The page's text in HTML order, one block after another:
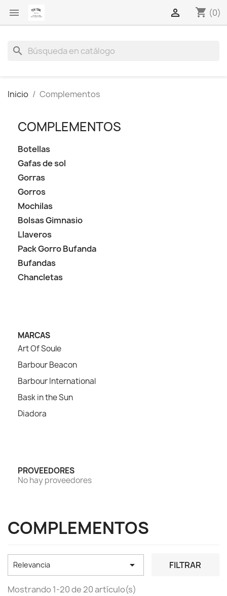
 shopping_cart (0)

search
Inicio Complementos
COMPLEMENTOS
Botellas
Gafas de sol
Gorras
Gorros
Mochilas
Bolsas Gimnasio
Llaveros
Pack Gorro Bufanda
Bufandas
Chancletas
MARCAS
Art Of Soule
Barbour Beacon
Barbour International
Bask in the Sun
Diadora
PROVEEDORES
No hay proveedores
COMPLEMENTOS
Relevancia  FILTRAR
Mostrando 1-20 de 20 artículo(s)